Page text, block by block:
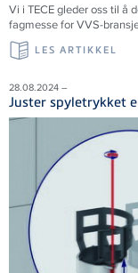
Vi i TECEgleder oss til å
fagmesse for VVS-
LES ARTIKKEL
28.08.2024 –
Juster spyletrykket